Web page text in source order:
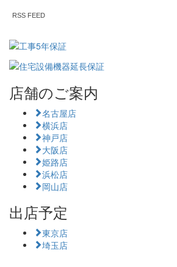
RSS FEED
店舗のご案内
名古屋店
横浜店
神戸店
大阪店
姫路店
浜松店
岡山店
出店予定
東京店
埼玉店